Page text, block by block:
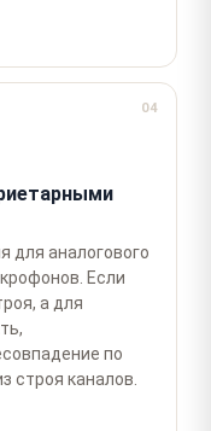
04
для аналогового
Если
а для
по
строя каналов.